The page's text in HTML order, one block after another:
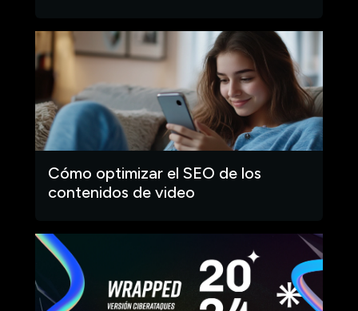
Cómo optimizar el SEO de los
contenidos de video